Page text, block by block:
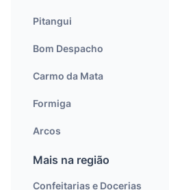
Pitangui
Bom Despacho
Carmo da Mata
Formiga
Arcos
Mais na região
Confeitarias e Docerias